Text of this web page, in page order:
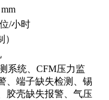
/小时
系统、CFM压力监
、端子缺失检测、锡
胶壳缺失报警、气压